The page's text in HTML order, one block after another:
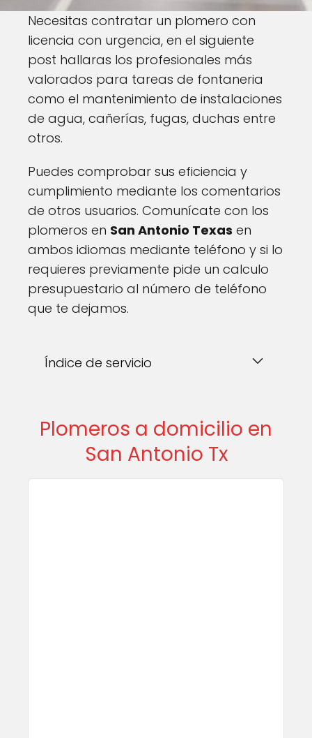
Necesitas contratar un plomero con
licencia con urgencia, en el siguiente
post hallaras los profesionales más
valorados para tareas de fontaneria
como el mantenimiento de instalaciones
de agua, cañerías, fugas, duchas entre
otros.
Puedes comprobar sus eficiencia y
cumplimiento mediante los comentarios
de otros usuarios. Comunícate con los
plomeros en San Antonio Texas en
ambos idiomas mediante teléfono y si lo
requieres previamente pide un calculo
presupuestario al número de teléfono
que te dejamos.
Índice de servicio
Plomeros a domicilio en
San Antonio Tx